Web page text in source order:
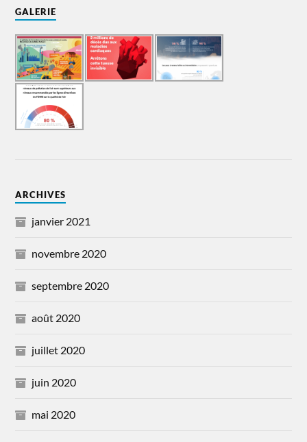
GALERIE
ARCHIVES
janvier 2021
novembre 2020
septembre 2020
août 2020
juillet 2020
juin 2020
mai 2020